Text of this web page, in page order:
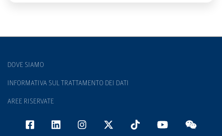
DOVE SIAMO
INFORMATIVA SUL TRATTAMENTO DEI DATI
AREE RISERVATE